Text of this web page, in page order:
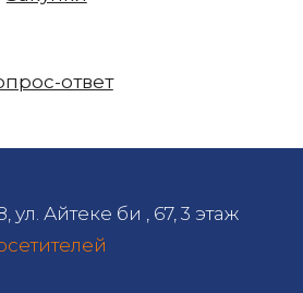
ответ
ул. Айтеке би , 67, 3 этаж